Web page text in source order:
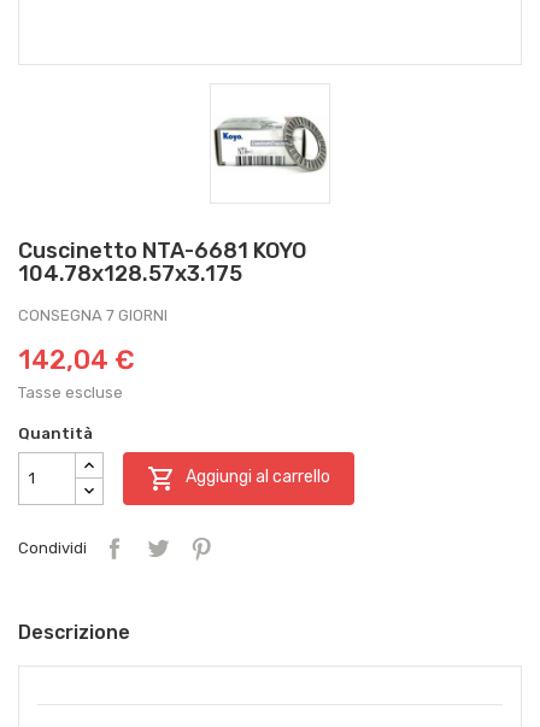
Cuscinetto NTA-6681 KOYO
104.78x128.57x3.175
CONSEGNA 7 GIORNI
142,04 €
Tasse escluse
Quantità
 Aggiungi al carrello
Condividi
Descrizione